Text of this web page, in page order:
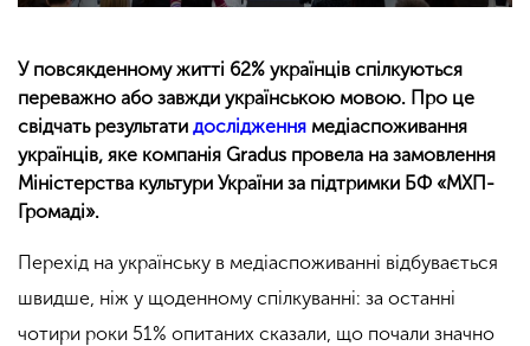
У повсякденному житті 62% українців спілкуються
переважно або завжди українською мовою. Про це
свідчать результати дослідження медіаспоживання
українців, яке компанія Gradus провела на замовлення
Міністерства культури України за підтримки БФ «МХП-
Громаді».
Перехід на українську в медіаспоживанні відбувається
швидше, ніж у щоденному спілкуванні: за останні
чотири роки 51% опитаних сказали, що почали значно